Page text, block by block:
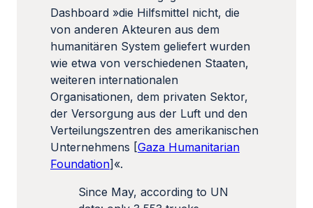
Dashboard »die Hilfsmittel nicht, die
von anderen Akteuren aus dem
humanitären System geliefert wurden
wie etwa von verschiedenen Staaten,
weiteren internationalen
Organisationen, dem privaten Sektor,
der Versorgung aus der Luft und den
Verteilungszentren des amerikanischen
Unternehmens [Gaza Humanitarian
Foundation]«.
Since May, according to UN